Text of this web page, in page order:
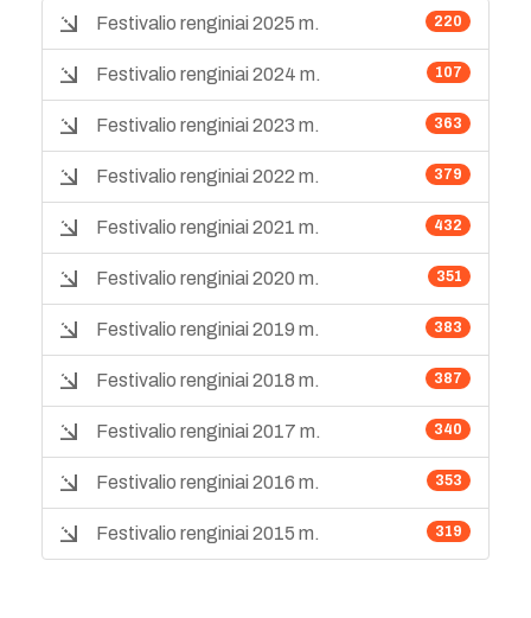
220
Festivalio renginiai 2025 m.
107
Festivalio renginiai 2024 m.
363
Festivalio renginiai 2023 m.
379
Festivalio renginiai 2022 m.
432
Festivalio renginiai 2021 m.
351
Festivalio renginiai 2020 m.
383
Festivalio renginiai 2019 m.
387
Festivalio renginiai 2018 m.
340
Festivalio renginiai 2017 m.
353
Festivalio renginiai 2016 m.
319
Festivalio renginiai 2015 m.